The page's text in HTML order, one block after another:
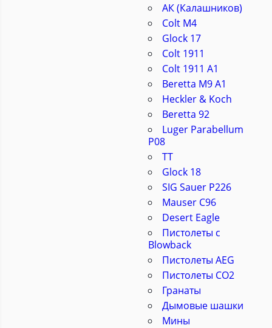
АК (Калашников)
Colt M4
Glock 17
Colt 1911
Colt 1911 A1
Beretta M9 A1
Heckler & Koch
Beretta 92
Luger Parabellum
P08
ТТ
Glock 18
SIG Sauer P226
Mauser C96
Desert Eagle
Пистолеты с
Blowback
Пистолеты AEG
Пистолеты CO2
Гранаты
Дымовые шашки
Мины